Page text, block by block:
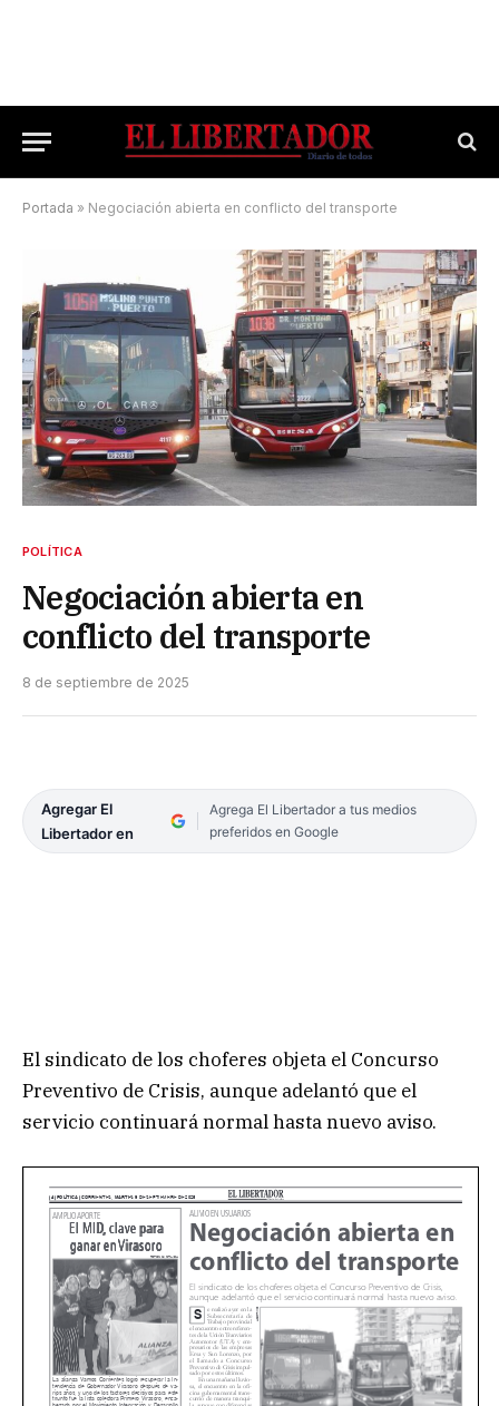
Portada » Negociación abierta en conflicto del transporte
POLÍTICA
Negociación abierta en
conflicto del transporte
8 de septiembre de 2025
Agregar El
Libertador en
Agrega El Libertador a tus medios
preferidos en Google
El sindicato de los choferes objeta el Concurso
Preventivo de Crisis, aunque adelantó que el
servicio continuará normal hasta nuevo aviso.